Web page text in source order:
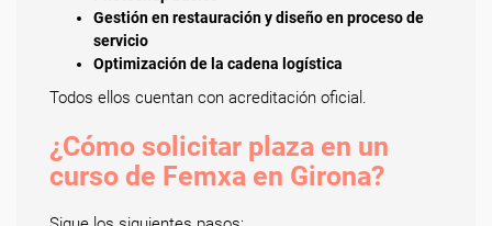
Gestión en restauración y diseño en proceso de
servicio
Optimización de la cadena logística
Todos ellos cuentan con acreditación oficial.
¿Cómo solicitar plaza en un
curso de Femxa en Girona?